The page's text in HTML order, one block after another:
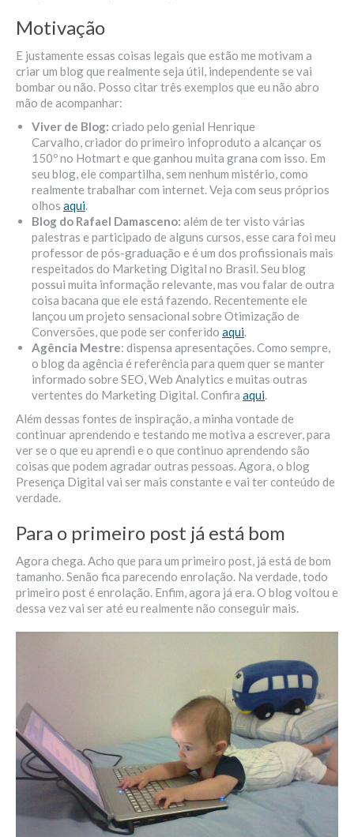
Motivação
E justamente essas coisas legais que estão me motivam a
criar um blog que realmente seja útil, independente se vai
bombar ou não. Posso citar três exemplos que eu não abro
mão de acompanhar:
Viver de Blog: criado pelo genial Henrique
Carvalho, criador do primeiro infoproduto a alcançar os
150º no Hotmart e que ganhou muita grana com isso. Em
seu blog, ele compartilha, sem nenhum mistério, como
realmente trabalhar com internet. Veja com seus próprios
olhos aqui.
Blog do Rafael Damasceno: além de ter visto várias
palestras e participado de alguns cursos, esse cara foi meu
professor de pós-graduação e é um dos profissionais mais
respeitados do Marketing Digital no Brasil. Seu blog
possui muita informação relevante, mas vou falar de outra
coisa bacana que ele está fazendo. Recentemente ele
lançou um projeto sensacional sobre Otimização de
Conversões, que pode ser conferido aqui.
Agência Mestre: dispensa apresentações. Como sempre,
o blog da agência é referência para quem quer se manter
informado sobre SEO, Web Analytics e muitas outras
vertentes do Marketing Digital. Confira aqui.
Além dessas fontes de inspiração, a minha vontade de
continuar aprendendo e testando me motiva a escrever, para
ver se o que eu aprendi e o que continuo aprendendo são
coisas que podem agradar outras pessoas. Agora, o blog
Presença Digital vai ser mais constante e vai ter conteúdo de
verdade.
Para o primeiro post já está bom
Agora chega. Acho que para um primeiro post, já está de bom
tamanho. Senão fica parecendo enrolação. Na verdade, todo
primeiro post é enrolação. Enfim, agora já era. O blog voltou e
dessa vez vai ser até eu realmente não conseguir mais.